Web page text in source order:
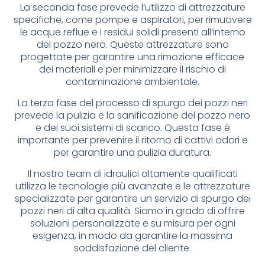
La seconda fase prevede l’utilizzo di attrezzature
specifiche, come pompe e aspiratori, per rimuovere
le acque reflue e i residui solidi presenti all’interno
del pozzo nero. Queste attrezzature sono
progettate per garantire una rimozione efficace
dei materiali e per minimizzare il rischio di
contaminazione ambientale.
La terza fase del processo di spurgo dei pozzi neri
prevede la pulizia e la sanificazione del pozzo nero
e dei suoi sistemi di scarico. Questa fase è
importante per prevenire il ritorno di cattivi odori e
per garantire una pulizia duratura.
Il nostro team di idraulici altamente qualificati
utilizza le tecnologie più avanzate e le attrezzature
specializzate per garantire un servizio di spurgo dei
pozzi neri di alta qualità. Siamo in grado di offrire
soluzioni personalizzate e su misura per ogni
esigenza, in modo da garantire la massima
soddisfazione del cliente.